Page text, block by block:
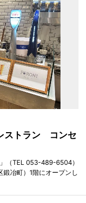
ストラン コンセ
（TEL 053-489-6504）
冶町）1階にオープンし